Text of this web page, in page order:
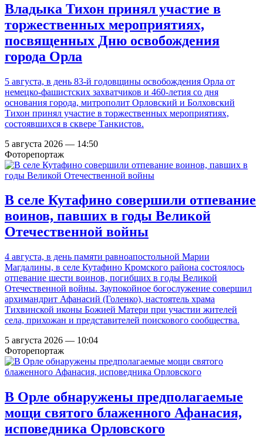
Владыка Тихон принял участие в
торжественных мероприятиях,
посвященных Дню освобождения
города Орла
5 августа, в день 83-й годовщины освобождения Орла от
немецко-фашистских захватчиков и 460-летия со дня
основания города, митрополит Орловский и Болховский
Тихон принял участие в торжественных мероприятиях,
состоявшихся в сквере Танкистов.
5 августа 2026 — 14:50
Фоторепортаж
В селе Кутафино совершили отпевание
воинов, павших в годы Великой
Отечественной войны
4 августа, в день памяти равноапостольной Марии
Магдалины, в селе Кутафино Кромского района состоялось
отпевание шести воинов, погибших в годы Великой
Отечественной войны. Заупокойное богослужение совершил
архимандрит Афанасий (Голенко), настоятель храма
Тихвинской иконы Божией Матери при участии жителей
села, прихожан и представителей поискового сообщества.
5 августа 2026 — 10:04
Фоторепортаж
В Орле обнаружены предполагаемые
мощи святого блаженного Афанасия,
исповедника Орловского